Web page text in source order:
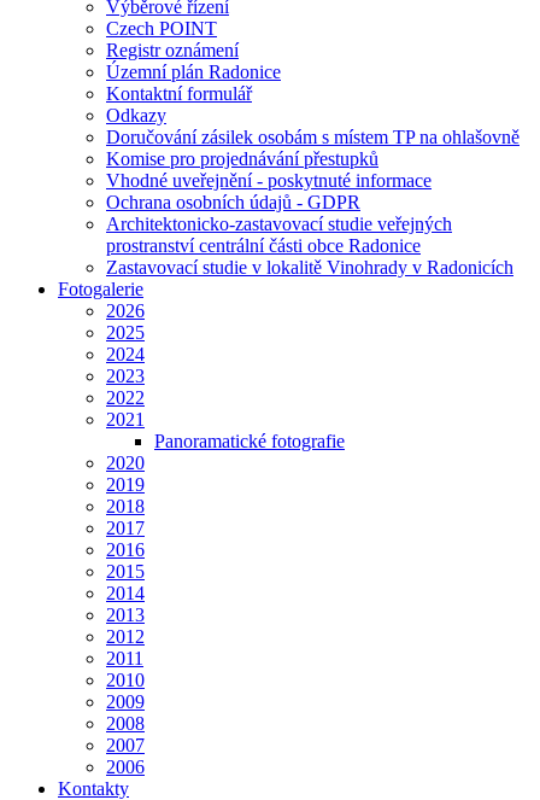
Výběrové řízení
Czech POINT
Registr oznámení
Územní plán Radonice
Kontaktní formulář
Odkazy
Doručování zásilek osobám s místem TP na ohlašovně
Komise pro projednávání přestupků
Vhodné uveřejnění - poskytnuté informace
Ochrana osobních údajů - GDPR
Architektonicko-zastavovací studie veřejných
prostranství centrální části obce Radonice
Zastavovací studie v lokalitě Vinohrady v Radonicích
Fotogalerie
2026
2025
2024
2023
2022
2021
Panoramatické fotografie
2020
2019
2018
2017
2016
2015
2014
2013
2012
2011
2010
2009
2008
2007
2006
Kontakty